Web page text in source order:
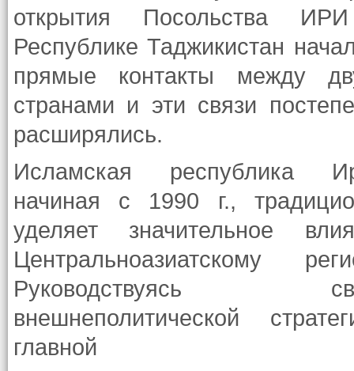
открытия Посольства
Республике Таджикистан
прямые контакты между
странами и эти связи
расширялись.
Исламская республика
начиная с 1990 г.,
уделяет значительное
Центральноазиатскому
Руководствуясь
внешнеполитической
главной